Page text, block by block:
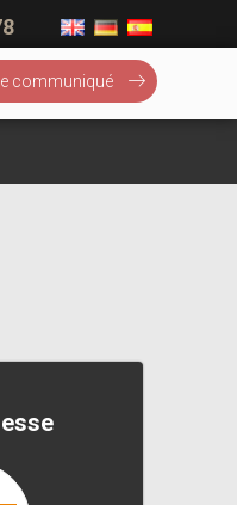
communiqué